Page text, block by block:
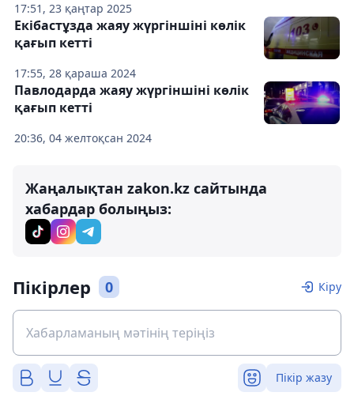
17:51, 23 қаңтар 2025
17:55, 28 қараша 2024
Екібастұзда жаяу жүргіншіні көлік
қағып кетті
20:36, 04 желтоқсан 2024
Павлодарда жаяу жүргіншіні көлік
қағып кетті
Жаңалықтан zakon.kz сайтында
хабардар болыңыз:
Пікірлер 0 Кіру
Пікір жазу